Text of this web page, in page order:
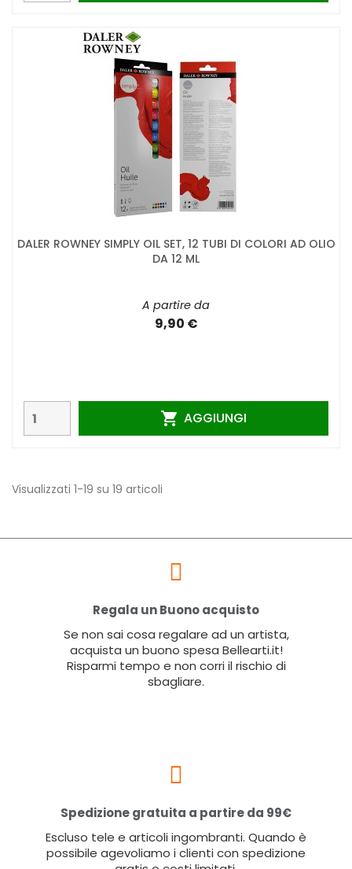
DALER ROWNEY SIMPLY OIL SET, 12 TUBI DI COLORI AD OLIO
DA 12 ML
A partire da
9,90 €
 AGGIUNGI
Visualizzati 1-19 su 19 articoli
Regala un Buono acquisto
Se non sai cosa regalare ad un artista,
acquista un buono spesa Bellearti.it!
Risparmi tempo e non corri il rischio di
sbagliare.
Spedizione gratuita a partire da 99€
Escluso tele e articoli ingombranti. Quando è
possibile agevoliamo i clienti con spedizione